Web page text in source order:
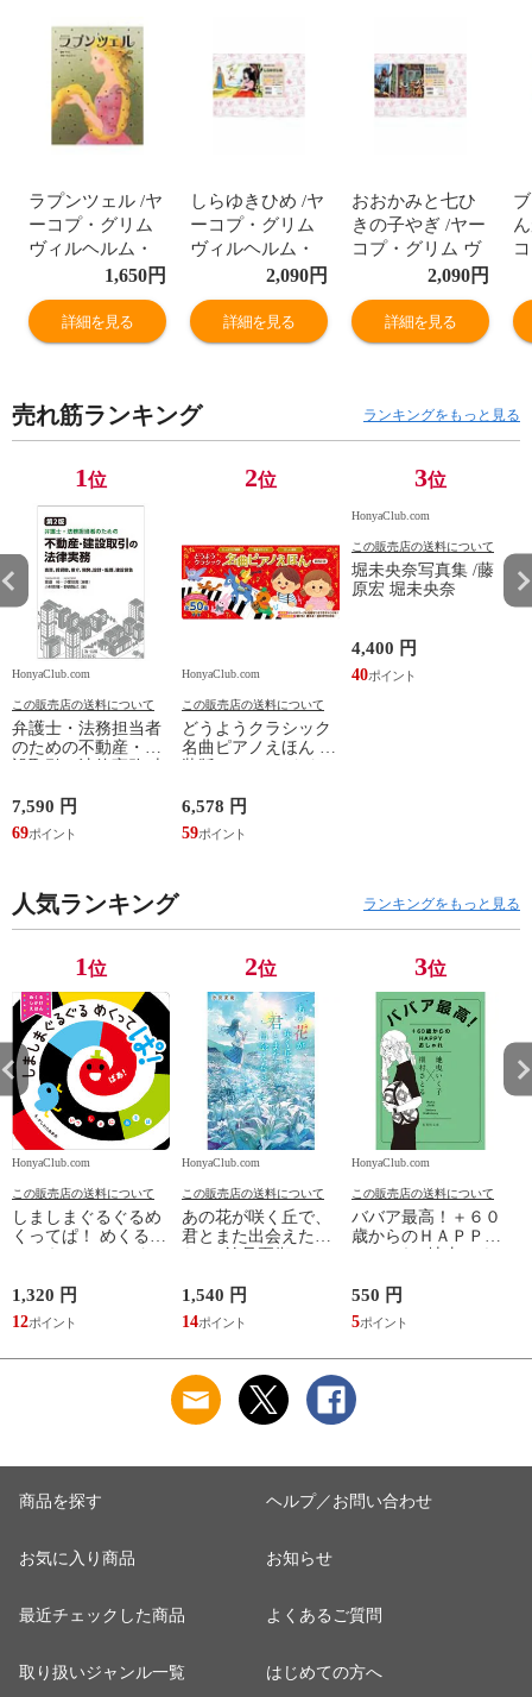
ラプンツェル /ヤ
ーコプ・グリム
ヴィルヘルム・
グリム いもとよ
うこ
1,650円
詳細を見る
しらゆきひめ /ヤ
ーコプ・グリム
ヴィルヘルム・
グリム 八木田宜
子
2,090円
詳細を見る
おおかみと七ひ
きの子やぎ /ヤー
コプ・グリム ヴ
ィルヘルム・グ
リム 奈街三郎
2,090円
詳細を見る
売れ筋ランキング ランキングをもっと見る
1位
HonyaClub.com
この販売店の送料について
弁護士・法務担当者
のための不動産・建
開発、設計・監理、
建設請負 第２版 /富
田裕 小里佳嵩
7,590 円
69
2位
HonyaClub.com
この販売店の送料について
どうようクラシック
名曲ピアノえほん 新
ワシマミワコ
6,578 円
59
3位
HonyaClub.com
この販売店の送料について
堀未央奈写真集 /藤
原宏 堀未央奈
4,400 円
40
人気ランキング ランキングをもっと見る
1位
HonyaClub.com
この販売店の送料について
しましまぐるぐるめ
くってぱ！ めくるし
1,320 円
12
2位
HonyaClub.com
この販売店の送料について
あの花が咲く丘で、
君とまた出会えた
1,540 円
14
3位
HonyaClub.com
この販売店の送料について
ババア最高！＋６０
歳からのＨＡＰＰＹ
550 円
5
商品を探す
お気に入り商品
最近チェックした商品
取り扱いジャンル一覧
ヘルプ／お問い合わせ
お知らせ
よくあるご質問
はじめての方へ